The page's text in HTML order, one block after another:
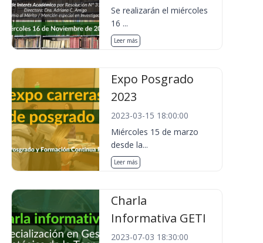
Se realizarán el miércoles
16 ...
Leer más
Expo Posgrado
2023
2023-03-15 18:00:00
Miércoles 15 de marzo
desde la...
Leer más
Charla
Informativa GETI
2023-07-03 18:30:00